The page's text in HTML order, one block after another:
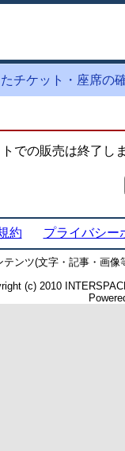
チケット・座席の
での販売は終了し
約 プライバシー
ンツ(文字・記事・画
(c) 2010